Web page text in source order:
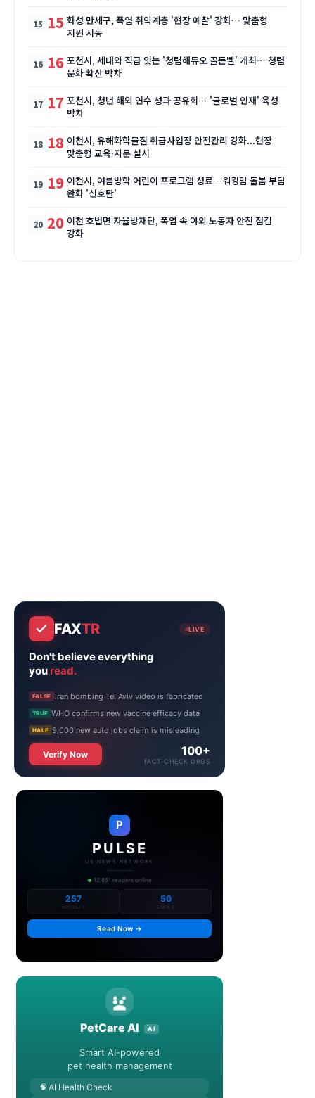
15 화성 만세구, 폭염 취약계층 '현장 예찰' 강화… 맞춤형
지원 시동
16 포천시, 세대와 직급 잇는 '청렴해듀오 골든벨' 개최… 청렴
문화 확산 박차
17 포천시, 청년 해외 연수 성과 공유회… '글로벌 인재' 육성
박차
18 이천시, 유해화학물질 취급사업장 안전관리 강화...현장
맞춤형 교육·자문 실시
19 이천시, 여름방학 어린이 프로그램 성료…워킹맘 돌봄 부담
완화 '신호탄'
20 이천 호법면 자율방재단, 폭염 속 야외 노동자 안전 점검
강화